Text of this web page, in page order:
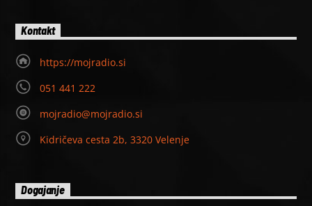
Kontakt
https://mojradio.si
051 441 222
mojradio@mojradio.si
Kidričeva cesta 2b, 3320 Velenje
Dogajanje